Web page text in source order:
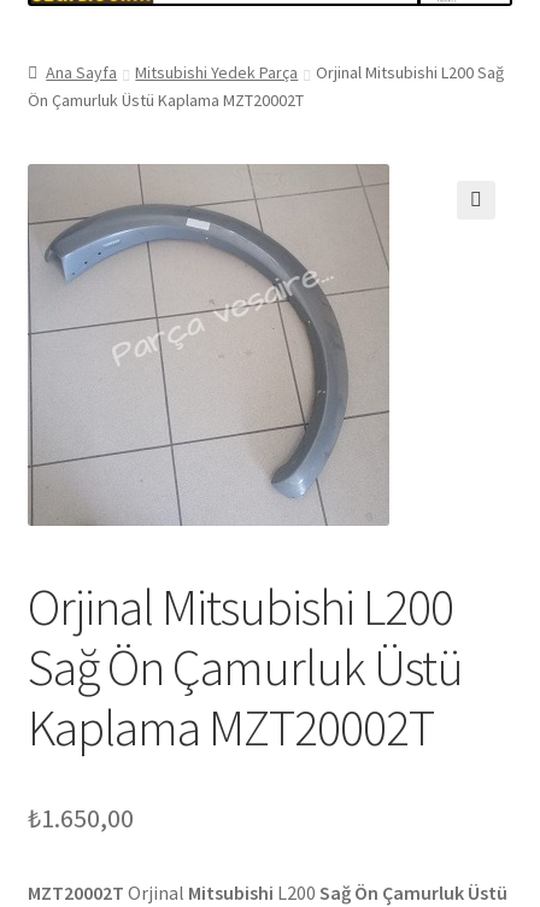
Ana Sayfa Mitsubishi Yedek Parça
Orjinal Mitsubishi L200 Sağ
Ön Çamurluk Üstü Kaplama MZT20002T
Orjinal Mitsubishi L200
Sağ Ön Çamurluk Üstü
Kaplama MZT20002T
₺1.650,00
MZT20002T Orjinal Mitsubishi L200 Sağ Ön Çamurluk Üstü